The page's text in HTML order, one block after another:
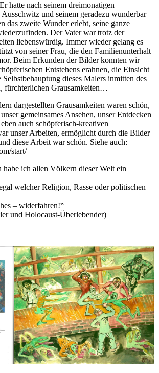
hatte nach seinem dreimonatigen
und seinem geradezu wunderbar
das zweite Wunder erlebt, seine ganze
Der Vater war trotz der
liebenswürdig. Immer wieder gelang es
von seiner Frau, die den Familienunterhalt
Beim Erkunden der Bilder konnten wir
Entstehens erahnen, die Einsicht
dieses Malers inmitten des
fürchterlichen Grausamkeiten…
dargestellten Grausamkeiten waren schön,
gemeinsames Ansehen, unser Entdecken
auch schöpferisch-kreativen
unser Arbeiten, ermöglicht durch die Bilder
diese Arbeit war schön. Siehe auch:
start/
habe ich allen Völkern dieser Welt ein
welcher Religion, Rasse oder politischen
– widerfahren!‟
und Holocaust-Überlebender)